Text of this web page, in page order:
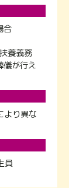
合
養義務
儀が行え
り異な
員